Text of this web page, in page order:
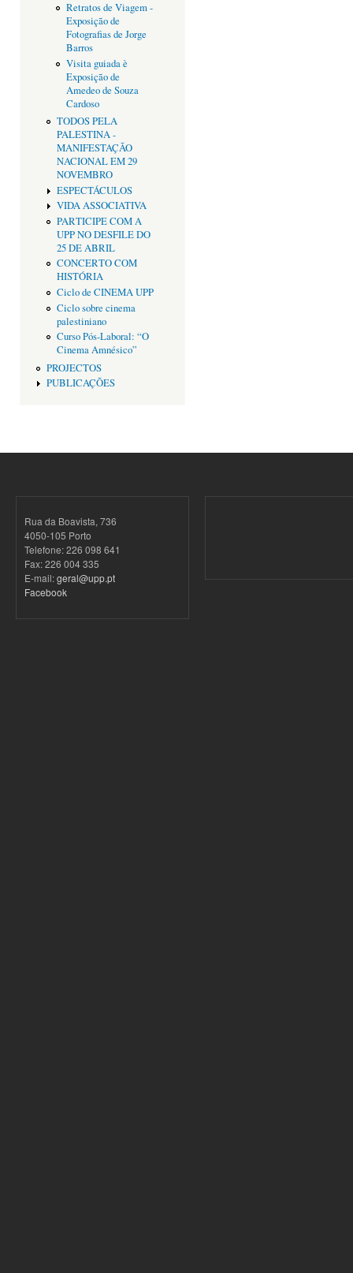
Retratos de Viagem -
Exposição de
Fotografias de Jorge
Barros
Visita guiada è
Exposição de
Amedeo de Souza
Cardoso
TODOS PELA
PALESTINA -
MANIFESTAÇÃO
NACIONAL EM 29
NOVEMBRO
ESPECTÁCULOS
VIDA ASSOCIATIVA
PARTICIPE COM A
UPP NO DESFILE DO
25 DE ABRIL
CONCERTO COM
HISTÓRIA
Ciclo de CINEMA UPP
Ciclo sobre cinema
palestiniano
Curso Pós-Laboral: “O
Cinema Amnésico”
PROJECTOS
PUBLICAÇÕES
Rua da Boavista, 736
4050-105 Porto
Telefone: 226 098 641
Fax: 226 004 335
E-mail:geral@upp.pt
Facebook